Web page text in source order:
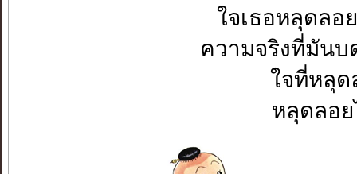
ใจเธอหลุดลอ
ความจริงที่มันบ
ใจที่หลุด
หลุดลอย